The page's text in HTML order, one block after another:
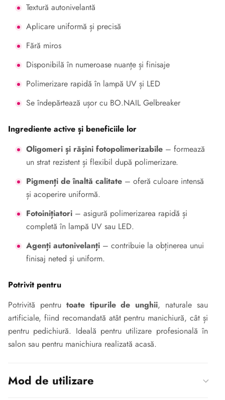
Textură autonivelantă
Aplicare uniformă și precisă
Fără miros
Disponibilă în numeroase nuanțe și finisaje
Polimerizare rapidă în lampă UV și LED
Se îndepărtează ușor cu BO.NAIL Gelbreaker
Ingrediente active și beneficiile lor
Oligomeri și rășini fotopolimerizabile – formează
un strat rezistent și flexibil după polimerizare.
Pigmenți de înaltă calitate – oferă culoare intensă
și acoperire uniformă.
Fotoinițiatori – asigură polimerizarea rapidă și
completă în lampă UV sau LED.
Agenți autonivelanți – contribuie la obținerea unui
finisaj neted și uniform.
Potrivit pentru
Potrivită pentru toate tipurile de unghii, naturale sau
artificiale, fiind recomandată atât pentru manichiură, cât și
pentru pedichiură. Ideală pentru utilizare profesională în
salon sau pentru manichiura realizată acasă.
Mod de utilizare